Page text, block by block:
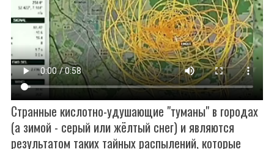
Странные кислотно-удушающие "туманы" в городах
(а зимой - серый или жёлтый снег) и являются
результатом таких тайных распылений, которые